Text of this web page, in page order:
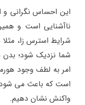
این احساس نگرانی
ناآشنایی است و
شرایط استرس زا،
شما نزدیک شود؛
امر به لطف وجود
است که باعث می شود
واکنش نشان دهیم.